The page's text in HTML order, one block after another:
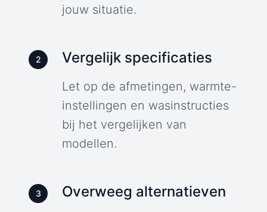
jouw situatie.
2 Vergelijk specificaties
Let op de afmetingen, warmte-
instellingen en wasinstructies
bij het vergelijken van
modellen.
3 Overweeg alternatieven